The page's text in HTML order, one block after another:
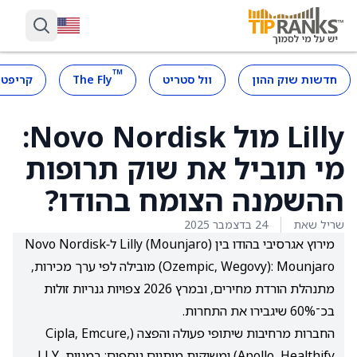
חדשות שוק ההון וול סטריט ™
The Fly
Lilly מול Novo Nordisk:
מי תוביל את שוק תרופות
ההשמנה הצומח בהודו?
שריל שאת 24 בדצמבר 2025
מירוץ אגרסיבי בהודו בין Lilly (Mounjaro) ל‑Novo Nordisk
(Ozempic, Wegovy): Mounjaro מובילה לפי ערך מכירות,
מתנהלת הורדת מחירים, ובמרץ 2026 צפויות גנריות זולות
בכ־60% שיגבירו את התחרות.
החברות מרחיבות שיתופי פעולה והפצה (Cipla, Emcure,